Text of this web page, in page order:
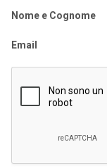
Nome e Cognome
Email